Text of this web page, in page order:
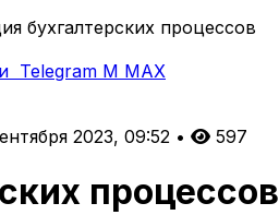
бухгалтерских процессов
Telegram M MAX
2023, 09:52 • 597
процессов